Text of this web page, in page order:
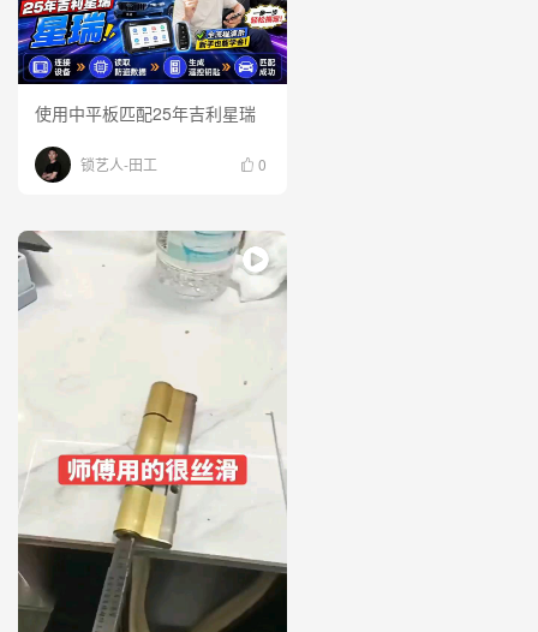
使用中平板匹配25年吉利星瑞
锁艺人-田工 0